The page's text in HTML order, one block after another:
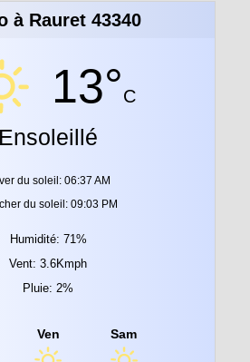
à Rauret 43340
13°C
Ensoleillé
du soleil: 06:37 AM
du soleil: 09:03 PM
Humidité: 71%
Vent: 3.6Kmph
Pluie: 2%
Ven Sam